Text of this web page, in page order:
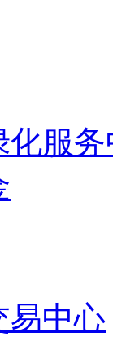
化服
易中心